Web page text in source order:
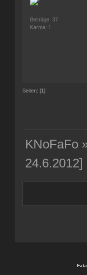
Beiträge: 37
Karma: 1
Seiten: [1]
KNoFaFo